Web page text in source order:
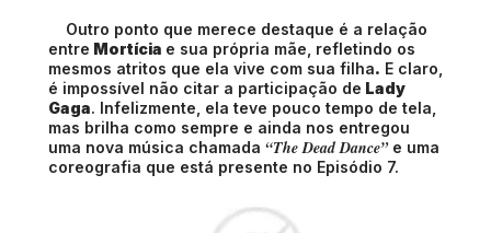
Outro ponto que merece destaque é a relação
entre Mortícia e sua própria mãe, refletindo os
mesmos atritos que ela vive com sua filha. E claro,
é impossível não citar a participação de Lady
Gaga. Infelizmente, ela teve pouco tempo de tela,
mas brilha como sempre e ainda nos entregou
uma nova música chamada “The Dead Dance” e uma
coreografia que está presente no Episódio 7.